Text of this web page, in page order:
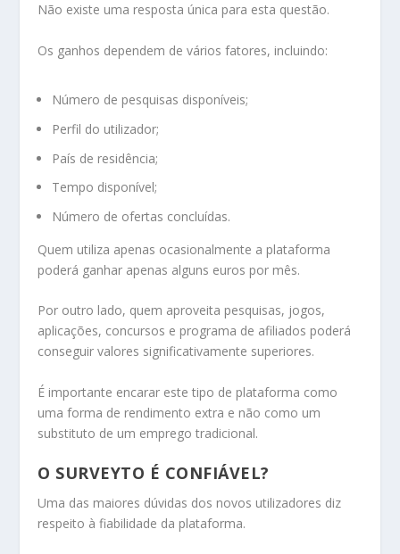
Não existe uma resposta única para esta questão.
Os ganhos dependem de vários fatores, incluindo:
Número de pesquisas disponíveis;
Perfil do utilizador;
País de residência;
Tempo disponível;
Número de ofertas concluídas.
Quem utiliza apenas ocasionalmente a plataforma
poderá ganhar apenas alguns euros por mês.
Por outro lado, quem aproveita pesquisas, jogos,
aplicações, concursos e programa de afiliados poderá
conseguir valores significativamente superiores.
É importante encarar este tipo de plataforma como
uma forma de rendimento extra e não como um
substituto de um emprego tradicional.
O SURVEYTO É CONFIÁVEL?
Uma das maiores dúvidas dos novos utilizadores diz
respeito à fiabilidade da plataforma.